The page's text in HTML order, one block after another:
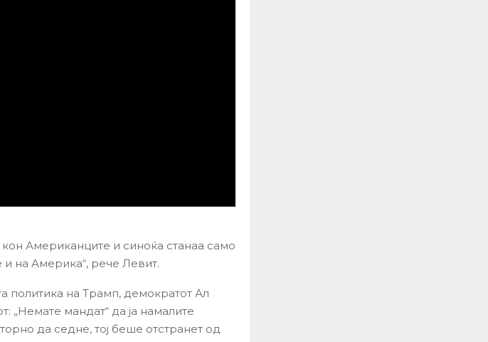
Американците и синоќа станаа само
и на Америка“, рече Левит.
политика на Трамп, демократот Ал
„Немате мандат“ да ја намалите
да седне, тој беше отстранет од